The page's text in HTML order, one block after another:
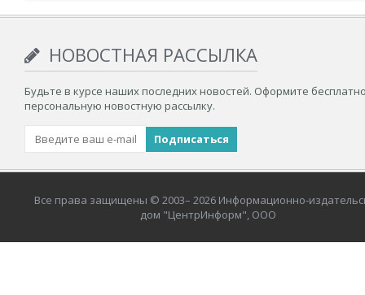
НОВОСТНАЯ РАССЫЛКА
Будьте в курсе наших последних новостей. Оформите
персональную новостную рассылку.
Все права защищены © 2003– 2026 Информационно-
дом "ЦентрИнформ", ООО